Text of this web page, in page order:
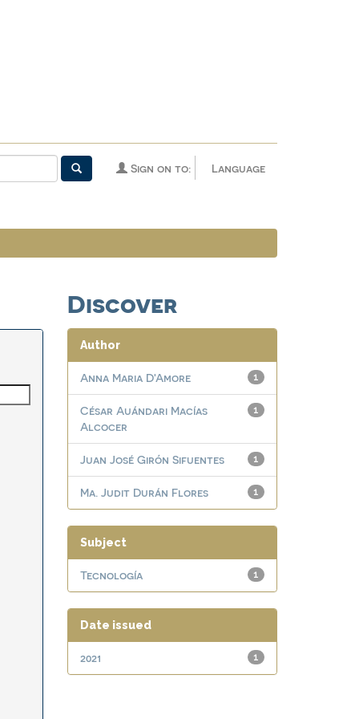
Language
Sign on to:
Discover
Author
1
Anna Maria D'Amore
1
César Auándari Macías
Alcocer
1
Juan José Girón Sifuentes
1
Ma. Judit Durán Flores
Subject
1
Tecnología
Date issued
1
2021